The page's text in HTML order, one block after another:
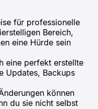
für professionelle
Bereich,
eine Hürde sein
eine perfekt erstellte
Updates, Backups
können
du sie nicht selbst